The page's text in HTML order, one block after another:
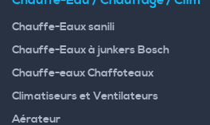
Chauffe-Eaux sanili
Chauffe-Eaux à junkers Bosch
Chauffe-eaux Chaffoteaux
Climatiseurs et Ventilateurs
Aérateur